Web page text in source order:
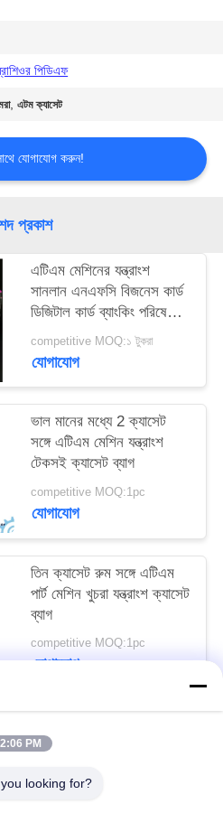
পিডিএফ
,এটম ক্যাসেট
যোগাযোগ করুন!
প্রকাশ
এটিএম মেশিনের যন্ত্রাংশ
সানলান এনএফসি বিজনেস কার্ড
ডিজিটাল কার্ড ব্যাংকিং পরিষেবার
competitive MOQ:১ টুকরা
যোগাযোগ
ভাল মানের মধ্যে 2 ক্যাসেট
সঙ্গে এটিএম মেশিন যন্ত্রাংশ
টেকসই ক্যাসেট ব্যাগ
competitive MOQ:1pc
যোগাযোগ
তিন ক্যাসেট রুম সঙ্গে এটিএম
পার্ট মেশিন খুচরা যন্ত্রাংশ ক্যাসেট
ব্যাগ
competitive MOQ:1pc
যোগাযোগ
2:06 PM
looking for?